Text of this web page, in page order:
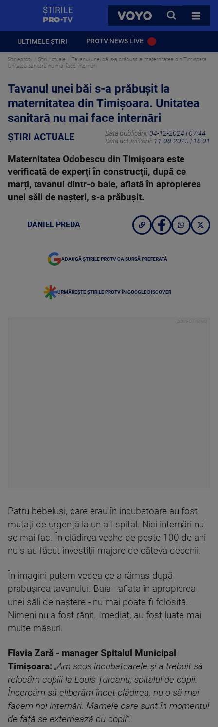
VOYO
CAUTA
TOATE
ULTIMELE ȘTIRI PROTV NEWS LIVE
Stirileprotv Știri Actuale
Tavanul unei băi s-a prăbușit la maternitatea din Timișoara.
Unitatea sanitară nu mai face internări
Tavanul unei băi s-a prăbușit la
maternitatea din Timișoara. Unitatea
sanitară nu mai face internări
ȘTIRI ACTUALE Data publicării: 04-12-2024 | 07:44
Data actualizării: 11-08-2025 | 18:01
Maternitatea Odobescu din Timișoara este
verificată de experți în construcții, după ce
marți, tavanul dintr-o baie, aflată în apropierea
unei săli de nașteri, s-a prăbușit.
DANIEL PREDA
ADAUGĂ ȘTIRILE PROTV CA SURSĂ PREFERATĂ
URMĂREȘTE ȘTIRILE PROTV ÎN GOOGLE DISCOVER
Patru bebeluși, care erau în incubatoare au fost
mutați de urgență la un alt spital. Nici internări nu
se mai fac. În clădirea veche de peste 100 de ani
nu s-au făcut investiții majore de câteva decenii.
În imagini putem vedea ce a rămas după
prăbușirea tavanului. Baia - aflată în apropierea
unei săli de naștere - nu mai poate fi folosită.
Nimeni nu a fost rănit. Imediat, au fost luate mai
multe măsuri.
Flavia Zară - manager Spitalul Municipal
Timișoara: „Am scos incubatoarele și a trebuit să
relocăm copiii la Louis Țurcanu, spitalul de copii.
Încercăm să eliberăm încet clădirea, nu o să mai
facem noi internări. Mamele care sunt în momentul
de față se externează cu copii”.